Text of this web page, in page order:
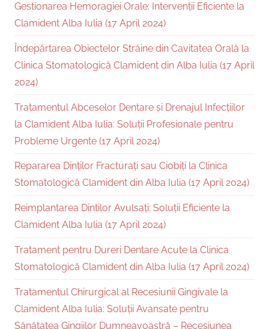
Gestionarea Hemoragiei Orale: Intervenții Eficiente la
Clamident Alba Iulia (17 April 2024)
Îndepărtarea Obiectelor Străine din Cavitatea Orală la
Clinica Stomatologică Clamident din Alba Iulia (17 April
2024)
Tratamentul Abceselor Dentare și Drenajul Infecțiilor
la Clamident Alba Iulia: Soluții Profesionale pentru
Probleme Urgente (17 April 2024)
Repararea Dinților Fracturați sau Ciobiți la Clinica
Stomatologică Clamident din Alba Iulia (17 April 2024)
Reimplantarea Dintilor Avulsați: Soluții Eficiente la
Clamident Alba Iulia (17 April 2024)
Tratament pentru Dureri Dentare Acute la Clinica
Stomatologică Clamident din Alba Iulia (17 April 2024)
Tratamentul Chirurgical al Recesiunii Gingivale la
Clamident Alba Iulia: Soluții Avansate pentru
Sănătatea Gingiilor Dumneavoastră – Recesiunea